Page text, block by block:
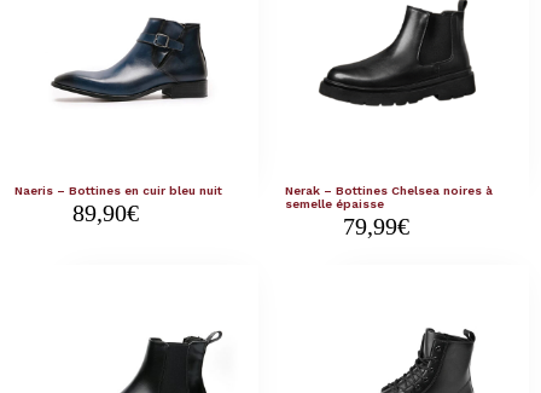
Naeris – Bottines en cuir bleu nuit
89,90€
Nerak – Bottines Chelsea noires à
semelle épaisse
79,99€